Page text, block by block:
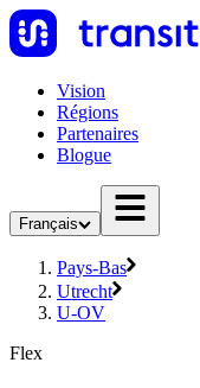
Vision
Régions
Partenaires
Blogue
Français
Pays-Bas
Utrecht
U-OV
Flex